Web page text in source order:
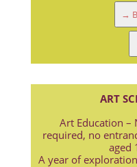
→
ART
Art Education –
required, no
aged
A year of